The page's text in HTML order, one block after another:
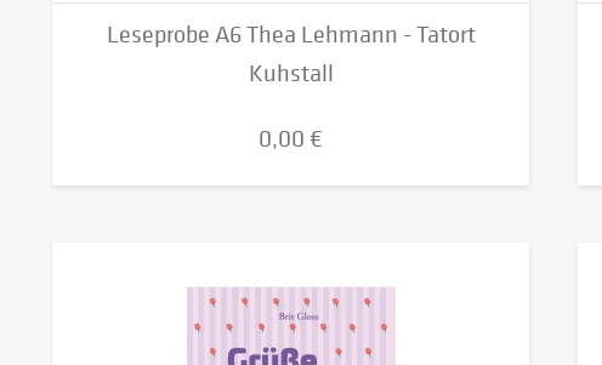
Leseprobe A6 Thea Lehmann - Tatort
Kuhstall
0,00 €